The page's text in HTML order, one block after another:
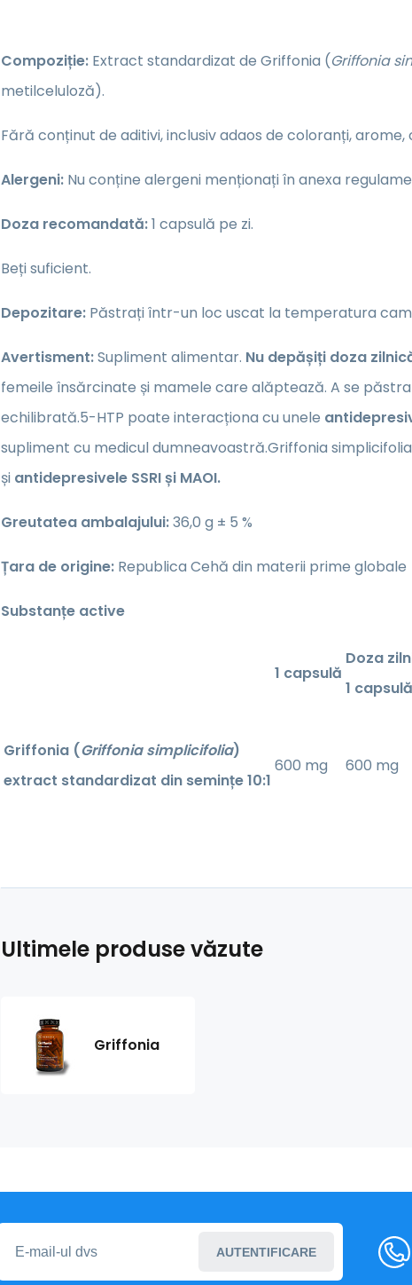
Compoziție: Extract standardizat de Griffonia (Griffonia
metilceluloză).
Fără conținut de aditivi, inclusiv adaos de coloranți, arome,
Alergeni: Nu conține alergeni menționați în anexa
Doza recomandată:1 capsulă pe zi.
Beți suficient.
Depozitare: Păstrați într-un loc uscat la temperatura
Avertisment:Supliment alimentar. Nu depășiți doza
femeile însărcinate și mamele care alăptează. A se
echilibrată.5-HTP poate interacționa cu unele
supliment cu medicul dumneavoastră.Griffonia simplicifolia
și antidepresivele SSRI și MAOI.
Greutatea ambalajului:36,0 g ± 5 %
Țara de origine: Republica Cehă din materii prime globale
Substanțe active
1 capsulă
Doza
1 capsulă
Griffonia (Griffonia simplicifolia)
extract standardizat din semințe 10:1
600 mg 600 mg
Ultimele produse văzute
Griffonia
AUTENTIFICARE